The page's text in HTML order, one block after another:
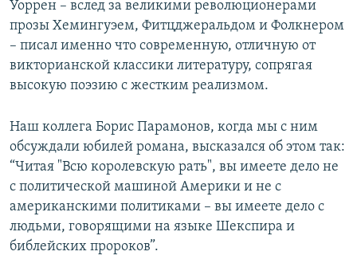
Уоррен – вслед за великими революционерами
прозы Хемингуэем, Фитцджеральдом и Фолкнером
– писал именно что современную, отличную от
викторианской классики литературу, сопрягая
высокую поэзию с жестким реализмом.
Наш коллега Борис Парамонов, когда мы с ним
обсуждали юбилей романа, высказался об этом так:
“Читая "Всю королевскую рать", вы имеете дело не
с политической машиной Америки и не с
американскими политиками – вы имеете дело с
людьми, говорящими на языке Шекспира и
библейских пророков”.